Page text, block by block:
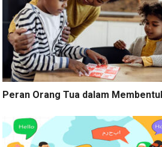
Peran Orang Tua dalam